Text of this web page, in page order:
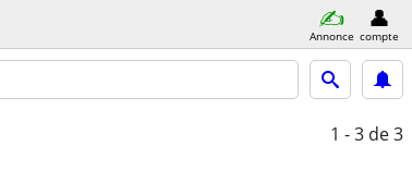
Annonce compte
1 - 3 de 3